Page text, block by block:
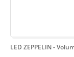
LED ZEPPELIN -